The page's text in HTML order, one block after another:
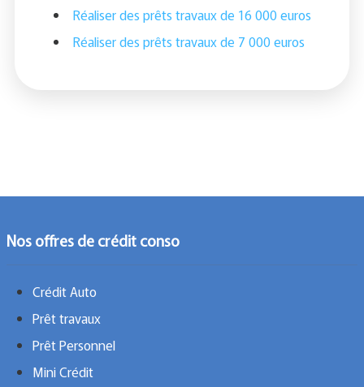
Réaliser des prêts travaux de 16 000 euros
Réaliser des prêts travaux de 7 000 euros
Nos offres de crédit conso
Crédit Auto
Prêt travaux
Prêt Personnel
Mini Crédit